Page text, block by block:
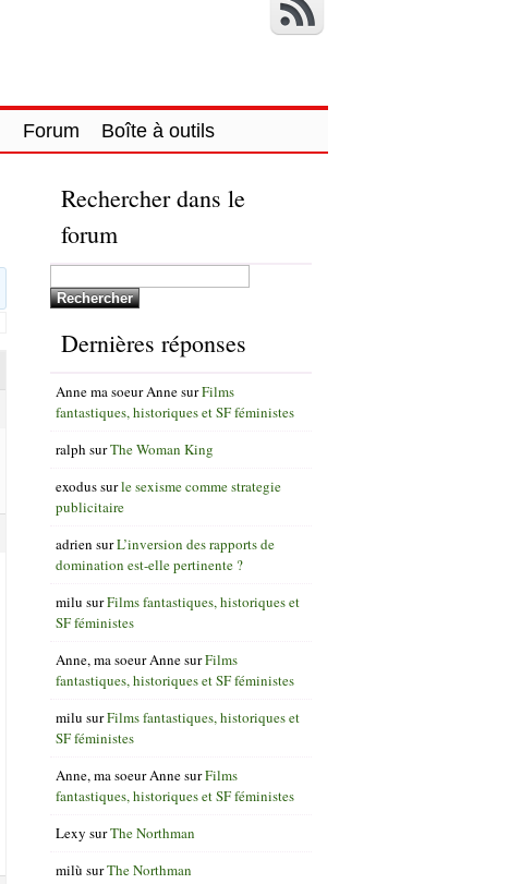
Forum Boîte à outils
Rechercher dans le
forum
Dernières réponses
Anne ma soeur AnnesurFilms
fantastiques, historiques et SF féministes
ralph surThe Woman King
exodussurle sexisme comme strategie
publicitaire
adrien surL’inversion des rapports de
domination est-elle pertinente ?
milu surFilms fantastiques, historiques et
SF féministes
Anne, ma soeur AnnesurFilms
fantastiques, historiques et SF féministes
milu surFilms fantastiques, historiques et
SF féministes
Anne, ma soeur AnnesurFilms
fantastiques, historiques et SF féministes
Lexy surThe Northman
milù surThe Northman